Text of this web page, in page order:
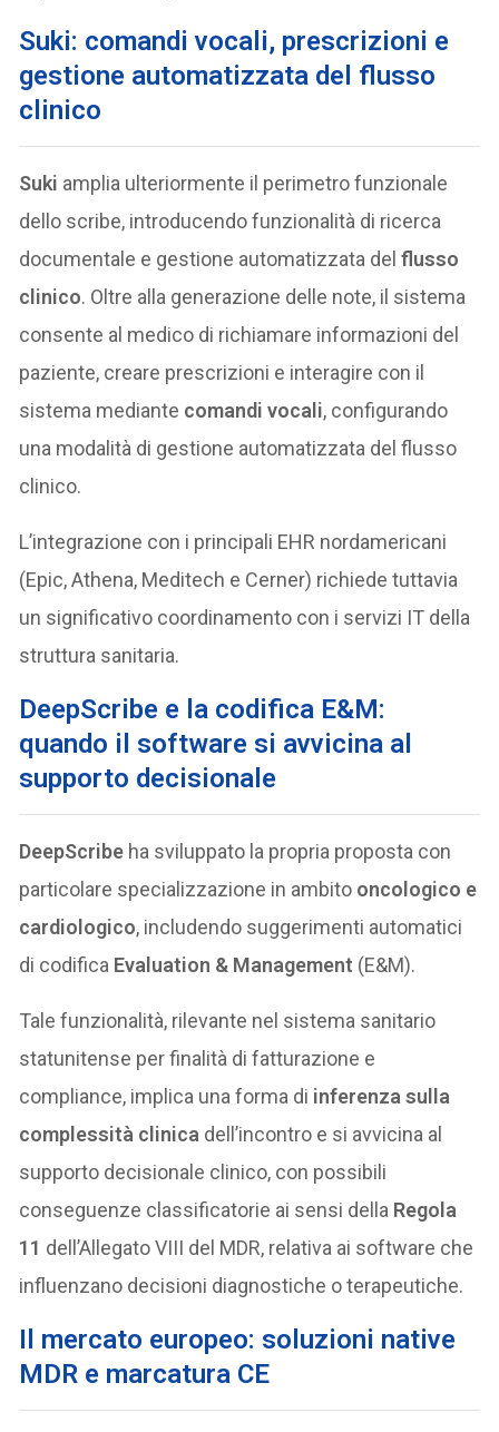
Suki: comandi vocali, prescrizioni e
gestione automatizzata del flusso
clinico
Suki amplia ulteriormente il perimetro funzionale
dello scribe, introducendo funzionalità di ricerca
documentale e gestione automatizzata delflusso
clinico. Oltre alla generazione delle note, il sistema
consente al medico di richiamare informazioni del
paziente, creare prescrizioni e interagire con il
sistema mediante comandi vocali, configurando
una modalità di gestione automatizzata del flusso
clinico.
L’integrazione con i principali EHR nordamericani
(Epic, Athena, Meditech e Cerner) richiede tuttavia
un significativo coordinamento con i servizi IT della
struttura sanitaria.
DeepScribe e la codifica E&M:
quando il software si avvicina al
supporto decisionale
DeepScribe ha sviluppato la propria proposta con
particolare specializzazione in ambito oncologico e
cardiologico, includendo suggerimenti automatici
di codifica Evaluation & Management (E&M).
Tale funzionalità, rilevante nel sistema sanitario
statunitense per finalità di fatturazione e
compliance, implica una forma di inferenza sulla
complessità clinica dell’incontro e si avvicina al
supporto decisionale clinico, con possibili
conseguenze classificatorie ai sensi della Regola
11 dell’Allegato VIII del MDR, relativa ai software che
influenzano decisioni diagnostiche o terapeutiche.
Il mercato europeo: soluzioni native
MDR e marcatura CE